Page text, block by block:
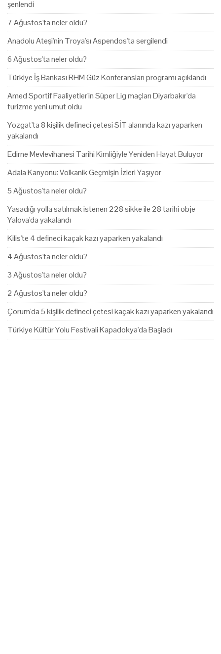
şenlendi
7 Ağustos'ta neler oldu?
Anadolu Ateşi'nin Troya'sı Aspendos'ta sergilendi
6 Ağustos'ta neler oldu?
Türkiye İş Bankası RHM Güz Konferansları programı açıklandı
Amed Sportif Faaliyetler'in Süper Lig maçları Diyarbakır'da
turizme yeni umut oldu
Yozgat'ta 8 kişilik defineci çetesi SİT alanında kazı yaparken
yakalandı
Edirne Mevlevihanesi Tarihi Kimliğiyle Yeniden Hayat Buluyor
Adala Kanyonu: Volkanik Geçmişin İzleri Yaşıyor
5 Ağustos'ta neler oldu?
Yasadığı yolla satılmak istenen 228 sikke ile 28 tarihi obje
Yalova'da yakalandı
Kilis'te 4 defineci kaçak kazı yaparken yakalandı
4 Ağustos'ta neler oldu?
3 Ağustos'ta neler oldu?
2 Ağustos'ta neler oldu?
Çorum'da 5 kişilik defineci çetesi kaçak kazı yaparken yakalandı
Türkiye Kültür Yolu Festivali Kapadokya'da Başladı